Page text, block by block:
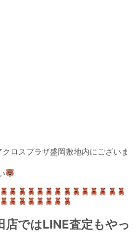
ロスプラザ盛岡敷地内にございま
店ではLINE査定もやっ